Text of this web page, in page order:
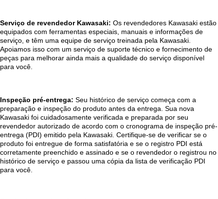
Serviço de revendedor Kawasaki: Os revendedores Kawasaki estão
equipados com ferramentas especiais, manuais e informações de
serviço, e têm uma equipe de serviço treinada pela Kawasaki.
Apoiamos isso com um serviço de suporte técnico e fornecimento de
peças para melhorar ainda mais a qualidade do serviço disponível
para você.
Inspeção pré-entrega: Seu histórico de serviço começa com a
preparação e inspeção do produto antes da entrega. Sua nova
Kawasaki foi cuidadosamente verificada e preparada por seu
revendedor autorizado de acordo com o cronograma de inspeção pré-
entrega (PDI) emitido pela Kawasaki. Certifique-se de verificar se o
produto foi entregue de forma satisfatória e se o registro PDI está
corretamente preenchido e assinado e se o revendedor o registrou no
histórico de serviço e passou uma cópia da lista de verificação PDI
para você.